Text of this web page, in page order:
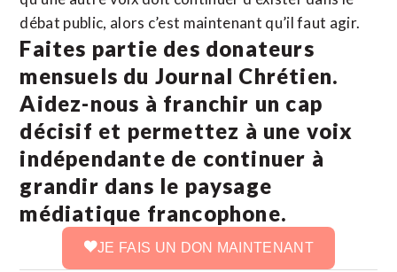
débat public, alors c’est maintenant qu’il faut agir.
Faites partie des donateurs
mensuels du Journal Chrétien.
Aidez-nous à franchir un cap
décisif et permettez à une voix
indépendante de continuer à
grandir dans le paysage
médiatique francophone.
JE FAIS UN DON MAINTENANT